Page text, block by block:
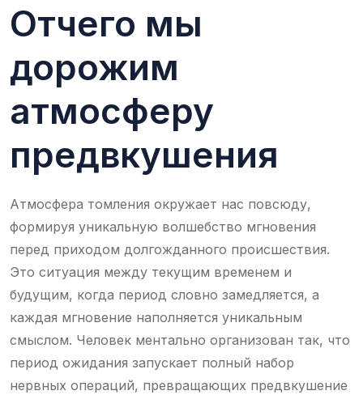
Отчего мы
дорожим
атмосферу
предвкушения
Атмосфера томления окружает нас повсюду,
формируя уникальную волшебство мгновения
перед приходом долгожданного происшествия.
Это ситуация между текущим временем и
будущим, когда период словно замедляется, а
каждая мгновение наполняется уникальным
смыслом. Человек ментально организован так, что
период ожидания запускает полный набор
нервных операций, превращающих предвкушение